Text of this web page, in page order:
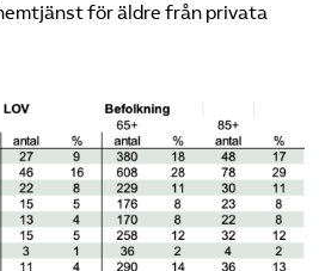
för äldre från privata